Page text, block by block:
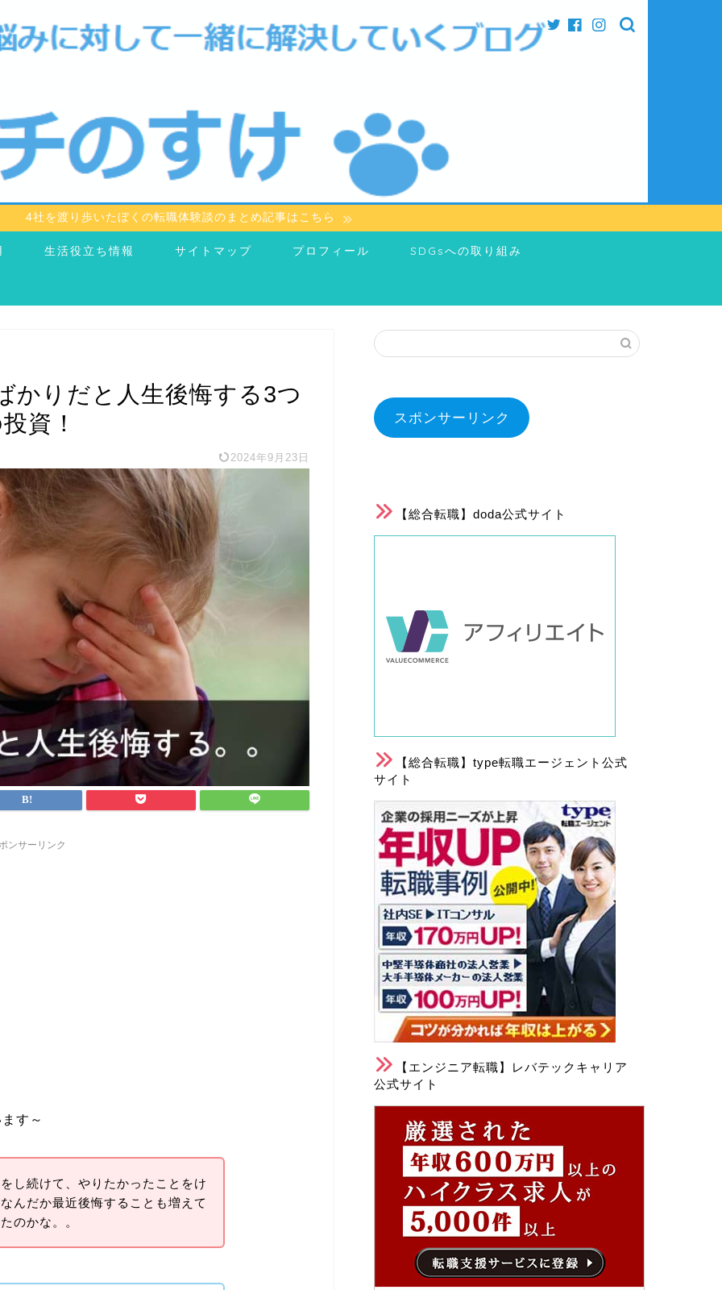
4社を渡り歩いたぼくの転職体験談のまとめ記事はこちら
生活役立ち情報 サイトマップ プロフィール SDGsへの取り組み
かりだと人生後悔する3つ
資！
2024年9月23日
ンサーリンク
す～
し続けて、やりたかったことをけ
んだか最近後悔することも増えて
のかな。。
スポンサーリンク
【総合転職】doda公式サイト
【総合転職】type転職エージェント公式
サイト
【エンジニア転職】レバテックキャリア
公式サイト